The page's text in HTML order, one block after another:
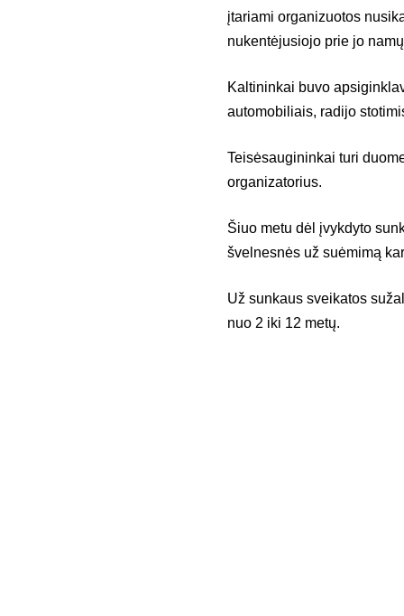
įtariami organizuotos
nukentėjusiojo prie jo
Kaltininkai buvo
automobiliais, radijo
Teisėsaugininkai turi
organizatorius.
Šiuo metu dėl įvykdyto
švelnesnės už suėmimą
Už sunkaus sveikatos
nuo 2 iki 12 metų.